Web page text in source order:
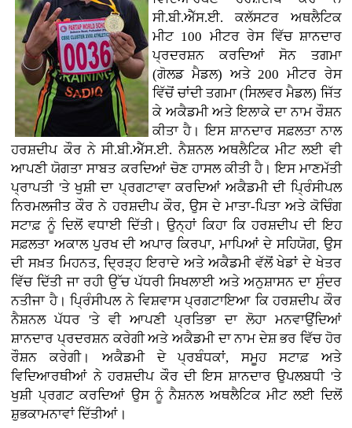
ਸੀ.ਬੀ.ਐੱਸ.ਈ. ਕਲੱਸਟਰ ਅਥਲੈਟਿਕ
ਮੀਟ 100 ਮੀਟਰ ਰੇਸ ਵਿੱਚ ਸ਼ਾਨਦਾਰ
ਪ੍ਰਦਰਸ਼ਨ ਕਰਦਿਆਂ ਸੋਨ ਤਗਮਾ
(ਗੋਲਡ ਮੈਡਲ) ਅਤੇ 200 ਮੀਟਰ ਰੇਸ
ਵਿੱਚੋਂ ਚਾਂਦੀ ਤਗਮਾ (ਸਿਲਵਰ ਮੈਡਲ) ਜਿੱਤ
ਕੇ ਅਕੈਡਮੀ ਅਤੇ ਇਲਾਕੇ ਦਾ ਨਾਮ ਰੌਸ਼ਨ
ਕੀਤਾ ਹੈ। ਇਸ ਸ਼ਾਨਦਾਰ ਸਫ਼ਲਤਾ ਨਾਲ
ਹਰਸ਼ਦੀਪ ਕੌਰ ਨੇ ਸੀ.ਬੀ.ਐੱਸ.ਈ. ਨੈਸ਼ਨਲ ਅਥਲੈਟਿਕ ਮੀਟ ਲਈ ਵੀ
ਆਪਣੀ ਯੋਗਤਾ ਸਾਬਤ ਕਰਦਿਆਂ ਚੋਣ ਹਾਸਲ ਕੀਤੀ ਹੈ। ਇਸ ਮਾਣਮੱਤੀ
ਪ੍ਰਾਪਤੀ 'ਤੇ ਖੁਸ਼ੀ ਦਾ ਪ੍ਰਗਟਾਵਾ ਕਰਦਿਆਂ ਅਕੈਡਮੀ ਦੀ ਪ੍ਰਿੰਸੀਪਲ
ਨਿਰਮਲਜੀਤ ਕੌਰ ਨੇ ਹਰਸ਼ਦੀਪ ਕੌਰ, ਉਸ ਦੇ ਮਾਤਾ-ਪਿਤਾ ਅਤੇ ਕੋਚਿੰਗ
ਸਟਾਫ਼ ਨੂੰ ਦਿਲੋਂ ਵਧਾਈ ਦਿੱਤੀ। ਉਨ੍ਹਾਂ ਕਿਹਾ ਕਿ ਹਰਸ਼ਦੀਪ ਦੀ ਇਹ
ਸਫ਼ਲਤਾ ਅਕਾਲ ਪੁਰਖ ਦੀ ਅਪਾਰ ਕਿਰਪਾ, ਮਾਪਿਆਂ ਦੇ ਸਹਿਯੋਗ, ਉਸ
ਦੀ ਸਖ਼ਤ ਮਿਹਨਤ, ਦ੍ਰਿੜ੍ਹ ਇਰਾਦੇ ਅਤੇ ਅਕੈਡਮੀ ਵੱਲੋਂ ਖੇਡਾਂ ਦੇ ਖੇਤਰ
ਵਿੱਚ ਦਿੱਤੀ ਜਾ ਰਹੀ ਉੱਚ ਪੱਧਰੀ ਸਿਖਲਾਈ ਅਤੇ ਅਨੁਸ਼ਾਸਨ ਦਾ ਸੁੰਦਰ
ਨਤੀਜਾ ਹੈ। ਪ੍ਰਿੰਸੀਪਲ ਨੇ ਵਿਸ਼ਵਾਸ ਪ੍ਰਗਟਾਇਆ ਕਿ ਹਰਸ਼ਦੀਪ ਕੌਰ
ਨੈਸ਼ਨਲ ਪੱਧਰ 'ਤੇ ਵੀ ਆਪਣੀ ਪ੍ਰਤਿਭਾ ਦਾ ਲੋਹਾ ਮਨਵਾਉਂਦਿਆਂ
ਸ਼ਾਨਦਾਰ ਪ੍ਰਦਰਸ਼ਨ ਕਰੇਗੀ ਅਤੇ ਅਕੈਡਮੀ ਦਾ ਨਾਮ ਦੇਸ਼ ਭਰ ਵਿੱਚ ਹੋਰ
ਰੌਸ਼ਨ ਕਰੇਗੀ। ਅਕੈਡਮੀ ਦੇ ਪ੍ਰਬੰਧਕਾਂ, ਸਮੂਹ ਸਟਾਫ਼ ਅਤੇ
ਵਿਦਿਆਰਥੀਆਂ ਨੇ ਹਰਸ਼ਦੀਪ ਕੌਰ ਦੀ ਇਸ ਸ਼ਾਨਦਾਰ ਉਪਲਬਧੀ 'ਤੇ
ਖੁਸ਼ੀ ਪ੍ਰਗਟ ਕਰਦਿਆਂ ਉਸ ਨੂੰ ਨੈਸ਼ਨਲ ਅਥਲੈਟਿਕ ਮੀਟ ਲਈ ਦਿਲੋਂ
ਸ਼ੁਭਕਾਮਨਾਵਾਂ ਦਿੱਤੀਆਂ।